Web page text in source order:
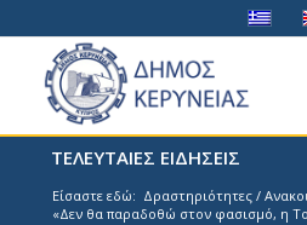
ΤΕΛΕΥΤΑΙΕΣ ΕΙΔΗΣΕΙΣ
Είσαστε εδώ: Δραστηριότητες /
«Δεν θα παραδοθώ στον φασισμό, η